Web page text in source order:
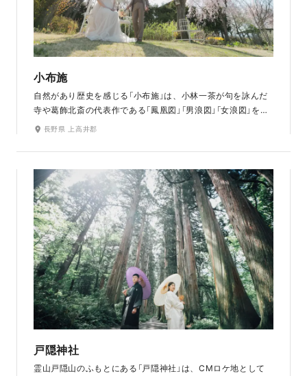
小布施
自然があり歴史を感じる「小布施」は、小林一茶が句を詠んだ
寺や葛飾北斎の代表作である「鳳凰図」「男浪図」「女浪図」を手
掛けたアトリエのある有名なエリアです。都会の喧騒から離
な自然に癒されながら撮影してみませんか？桜の名所でもあ
る浄光寺・岩松院を巡り、小布施フローラルガーデンでも撮
影ができます。長野らしい山々の雄大な景色や、季節ならで
はの光景を楽しめるロケ地です。サンセットも美しいです。
長野県 上高井郡
戸隠神社
霊山戸隠山のふもとにある「戸隠神社」は、CMロケ地として